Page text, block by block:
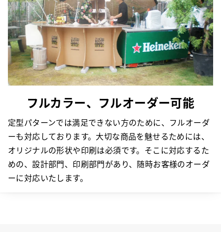
フルカラー、フルオーダー可能
定型パターンでは満足できない方のために、フルオーダ
ーも対応しております。大切な商品を魅せるためには、
オリジナルの形状や印刷は必須です。そこに対応するた
めの、設計部門、印刷部門があり、随時お客様のオーダ
ーに対応いたします。